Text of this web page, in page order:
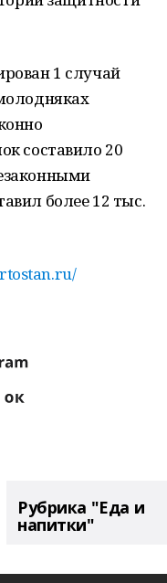
1 случай
составило 20
более 12 тыс.
Рубрика "Еда и
напитки"